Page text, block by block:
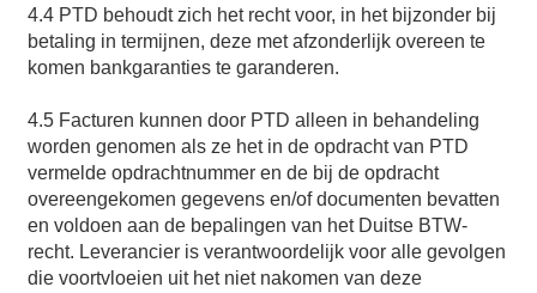
4.4 PTD behoudt zich het recht voor, in het bijzonder bij
betaling in termijnen, deze met afzonderlijk overeen te
komen bankgaranties te garanderen.
4.5 Facturen kunnen door PTD alleen in behandeling
worden genomen als ze het in de opdracht van PTD
vermelde opdrachtnummer en de bij de opdracht
overeengekomen gegevens en/of documenten bevatten
en voldoen aan de bepalingen van het Duitse BTW-
recht. Leverancier is verantwoordelijk voor alle gevolgen
die voortvloeien uit het niet nakomen van deze